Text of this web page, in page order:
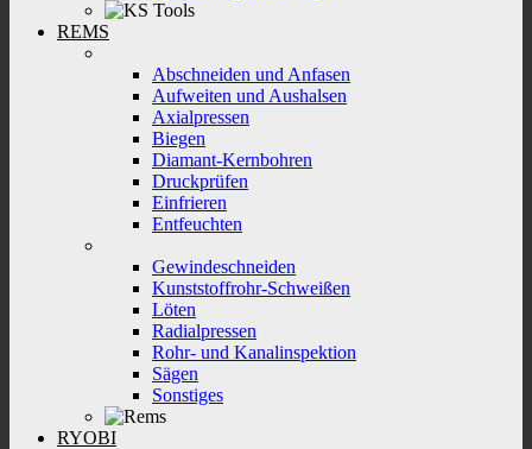
REMS
Abschneiden und Anfasen
Aufweiten und Aushalsen
Axialpressen
Biegen
Diamant-Kernbohren
Druckprüfen
Einfrieren
Entfeuchten
Gewindeschneiden
Kunststoffrohr-Schweißen
Löten
Radialpressen
Rohr- und Kanalinspektion
Sägen
Sonstiges
RYOBI